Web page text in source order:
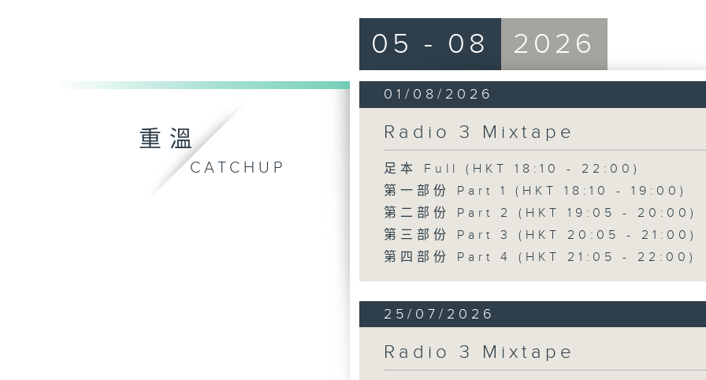
重溫
CATCHUP
05 - 08 2026
01/08/2026
Radio 3 Mixtape
足本 Full (HKT 18:10 - 22:00)
第一部份 Part 1 (HKT 18:10 - 19:00)
第二部份 Part 2 (HKT 19:05 - 20:00)
第三部份 Part 3 (HKT 20:05 - 21:00)
第四部份 Part 4 (HKT 21:05 - 22:00)
25/07/2026
Radio 3 Mixtape